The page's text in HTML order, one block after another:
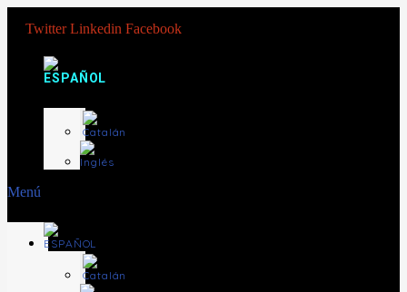
Twitter Linkedin Facebook
Menú